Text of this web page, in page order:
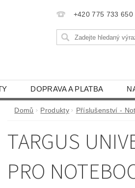
+420 775 733 650
DOPRAVA A PLATBA
Domů Produkty Příslušenství -
TARGUS
PRO